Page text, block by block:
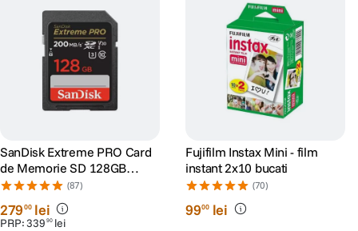
SanDisk Extreme PRO Card
de Memorie SD 128GB
SDXC UHS-I Class 10 U3 V30
+ 2 Ani RescuePRO Deluxe
(87)
27900 lei
PRP:339 90 lei
Fujifilm Instax Mini - film
instant 2x10 bucati
(70)
9900 lei